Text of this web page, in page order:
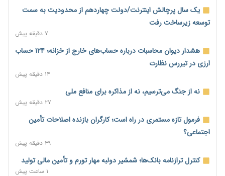
یک سال پرچالش اینترنت/دولت چهاردهم از محدودیت به سمت
توسعه زیرساخت رفت
۷ دقیقه پیش
هشدار دیوان محاسبات درباره حساب‌های خارج از خزانه؛ ۱۲۴ حساب
ارزی در تیررس نظارت
۱۴ دقیقه پیش
نه از جنگ می‌ترسیم، نه از مذاکره برای منافع ملی
۲۷ دقیقه پیش
فرمول تازه مستمری در راه است؛ کارگران بازنده اصلاحات تأمین
اجتماعی؟
۳۹ دقیقه پیش
کنترل ترازنامه بانک‌ها؛ شمشیر دولبه مهار تورم و تأمین مالی تولید
۱ ساعت پیش